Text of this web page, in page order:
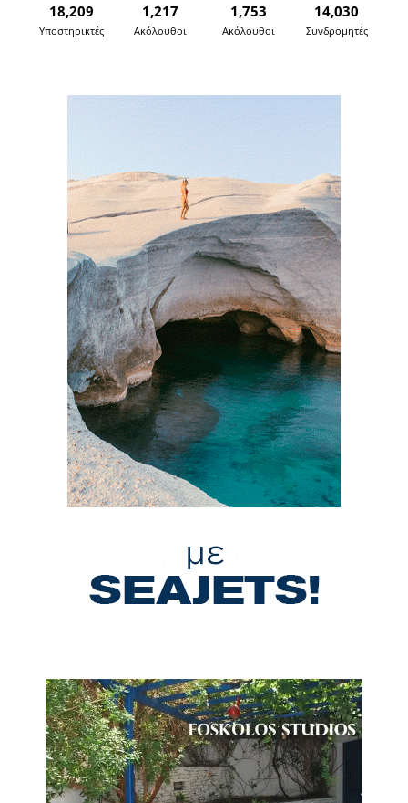
18,209
Υποστηρικτές
1,217
Ακόλουθοι
1,753
Ακόλουθοι
14,030
Συνδρομητές